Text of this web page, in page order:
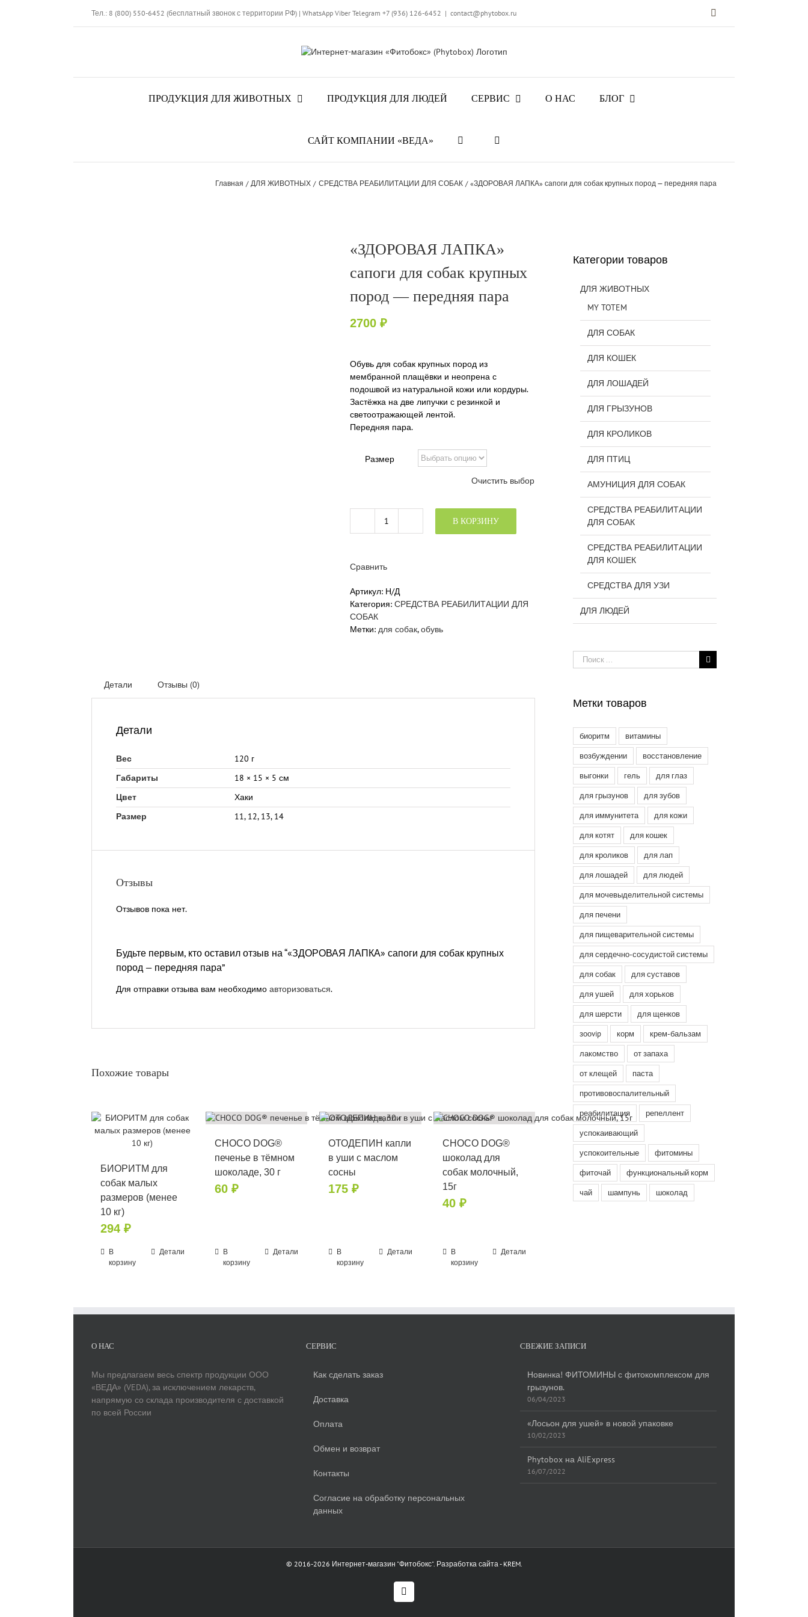
Тел.: 8 (800) 550-6452 (бесплатный звонок с территории РФ) | WhatsApp Viber Telegram +7 (936) 126-6452 | contact@phytobox.ru
ПРОДУКЦИЯ ДЛЯ ЖИВОТНЫХ ПРОДУКЦИЯ ДЛЯ ЛЮДЕЙ СЕРВИС О НАС БЛОГ
САЙТ КОМПАНИИ «ВЕДА»
Главная ДЛЯ ЖИВОТНЫХ СРЕДСТВА РЕАБИЛИТАЦИИ ДЛЯ СОБАК «ЗДОРОВАЯ ЛАПКА» сапоги для собак крупных пород — передняя пара
«ЗДОРОВАЯ ЛАПКА»
сапоги для собак крупных
пород — передняя пара
2700 ₽
Обувь для собак крупных пород из
мембранной плащёвки и неопрена с
подошвой из натуральной кожи или кордуры.
Застёжка на две липучки с резинкой и
светоотражающей лентой.
Передняя пара.
Размер
Очистить выбор
Количество
для
собак
пород
В КОРЗИНУ
Сравнить
Артикул: Н/Д
Категория: СРЕДСТВА РЕАБИЛИТАЦИИ ДЛЯ
СОБАК
Метки: для собак,обувь
Детали Отзывы (0)
Детали
Вес 120 г
Габариты 18 × 15 × 5 см
Цвет Хаки
Размер 11, 12, 13, 14
Отзывы
Отзывов пока нет.
Будьте первым, кто оставил отзыв на “«ЗДОРОВАЯ ЛАПКА» сапоги для собак крупных
пород — передняя пара”
Для отправки отзыва вам необходимо авторизоваться.
Похожие товары
БИОРИТМ для
собак малых
размеров (менее
10 кг)
294 ₽
В
корзину
Детали
CHOCO DOG®
печенье в тёмном
шоколаде, 30 г
60 ₽
В
корзину
Детали
ОТОДЕПИН капли
в уши с маслом
сосны
175₽
В
корзину
Детали
CHOCO DOG®
шоколад для
собак молочный,
15г
40 ₽
В
корзину
Детали
Категории товаров
ДЛЯ ЖИВОТНЫХ
MY TOTEM
ДЛЯ СОБАК
ДЛЯ КОШЕК
ДЛЯ ЛОШАДЕЙ
ДЛЯ ГРЫЗУНОВ
ДЛЯ КРОЛИКОВ
ДЛЯ ПТИЦ
АМУНИЦИЯ ДЛЯ СОБАК
СРЕДСТВА РЕАБИЛИТАЦИИ
ДЛЯ СОБАК
СРЕДСТВА РЕАБИЛИТАЦИИ
ДЛЯ КОШЕК
СРЕДСТВА ДЛЯ УЗИ
ДЛЯ ЛЮДЕЙ
Результат
поиска:
Метки товаров
биоритм витамины
возбуждении восстановление
выгонки гель для глаз
для грызунов для зубов
для иммунитета для кожи
для котят для кошек
для кроликов для лап
для лошадей для людей
для мочевыделительной системы
для печени
для пищеварительной системы
для сердечно-сосудистой системы
для собак для суставов
для ушей для хорьков
для шерсти для щенков
зооvip корм крем-бальзам
лакомство от запаха
от клещей паста
противовоспалительный
реабилитация репеллент
успокаивающий
успокоительные фитомины
фиточай функциональный корм
чай шампунь шоколад
О НАС
Мы предлагаем весь спектр продукции ООО
«ВЕДА» (VEDA), за исключением лекарств,
напрямую со склада производителя с доставкой
по всей России
СЕРВИС
Как сделать заказ
Доставка
Оплата
Обмен и возврат
Контакты
Согласие на обработку персональных
данных
СВЕЖИЕ ЗАПИСИ
Новинка! ФИТОМИНЫ с фитокомплексом для
грызунов.
06/04/2023
«Лосьон для ушей» в новой упаковке
10/02/2023
Phytobox на AliExpress
16/07/2022
© 2016-2026 Интернет-магазин "Фитобокс". Разработка сайта - KREM.
Vk